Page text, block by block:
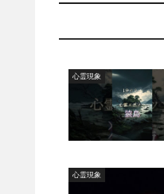
心霊現象
心霊現象